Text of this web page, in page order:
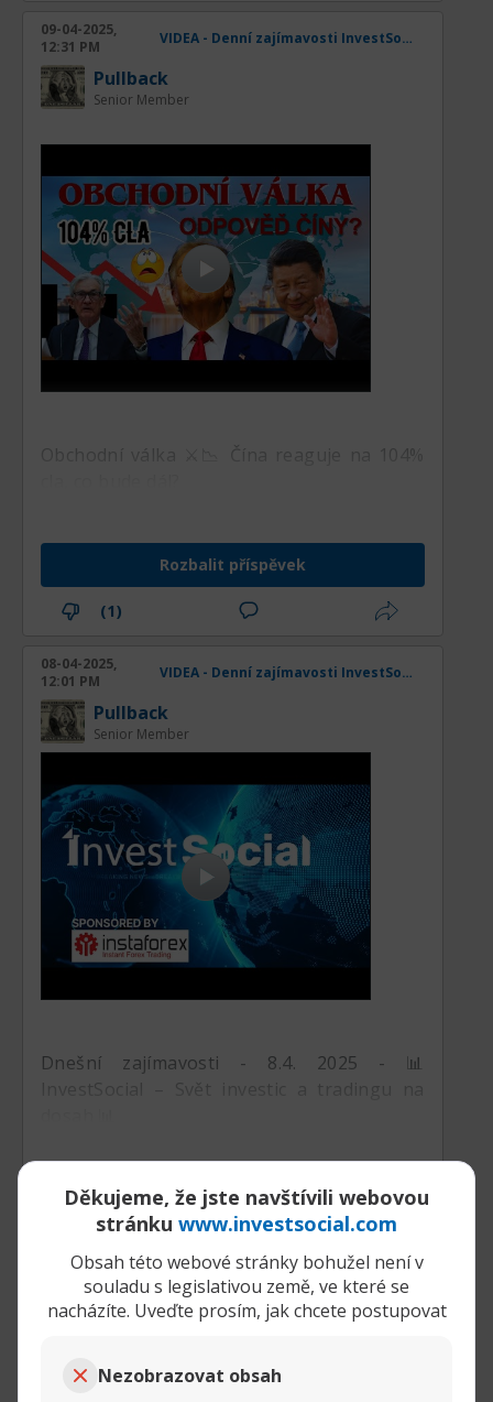
Děkujeme, že jste navštívili webovou
stránku www.investsocial.com
Obsah této webové stránky bohužel není v
souladu s legislativou země, ve které se
nacházíte. Uveďte prosím, jak chcete postupovat
Nezobrazovat obsah
09-04-2025,
12:31 PM
VIDEA - Denní zajímavosti InvestSocial
Pullback
Senior Member
Obchodní válka ⚔️📉 Čína reaguje na 104%
Rozbalit příspěvek
(1)
08-04-2025,
12:01 PM
VIDEA - Denní zajímavosti InvestSocial
Pullback
Senior Member
Dnešní zajímavosti - 8.4. 2025 - 📊
InvestSocial – Svět investic a tradingu na
Rozbalit příspěvek
07-04-2025,
11:50 AM
VIDEA - Denní zajímavosti InvestSocial
Senior Member